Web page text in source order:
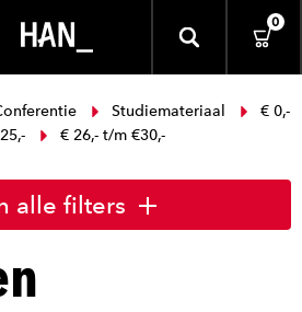
0
Studiemateriaal
€ 0,-
€ 26,- t/m €30,-
alle filters